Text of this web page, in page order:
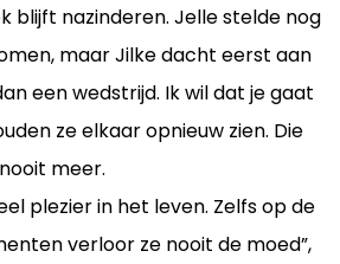
blijft nazinderen. Jelle stelde nog
maar Jilke dacht eerst aan
een wedstrijd. Ik wil dat je gaat
ze elkaar opnieuw zien. Die
meer.
plezier in het leven. Zelfs op de
verloor ze nooit de moed”,